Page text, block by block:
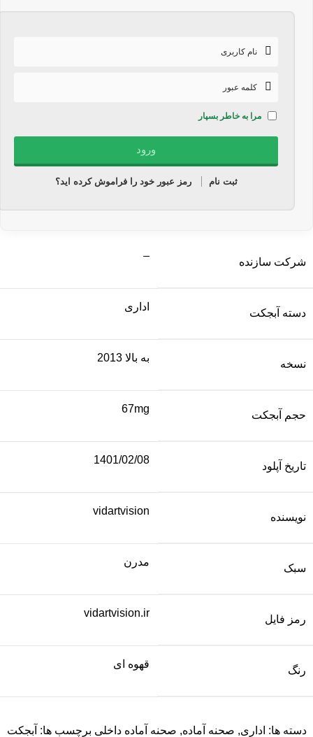
مرا به خاطر بسپار
ثبت نام رمز عبور خود را فراموش کرده اید؟
شرکت سازنده
–
دسته آبجکت
اداری
نسخه
به بالا 2013
حجم آبجکت
67mg
تاریخ آپلود
1401/02/08
نویسنده
vidartvision
سبک
مدرن
رمز فایل
vidartvision.ir
رنگ
قهوه ای
دسته ها: اداری, صحنه آماده, صحنه آماده داخلی برچسب ها: آبجکت